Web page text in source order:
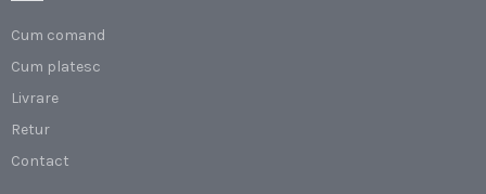
Cum comand
Cum platesc
Livrare
Retur
Contact